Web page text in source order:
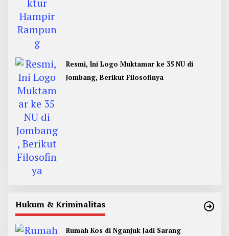
Resmi, Ini Logo Muktamar ke 35 NU di
Jombang, Berikut Filosofinya
Hukum & Kriminalitas
Rumah Kos di Nganjuk Jadi Sarang